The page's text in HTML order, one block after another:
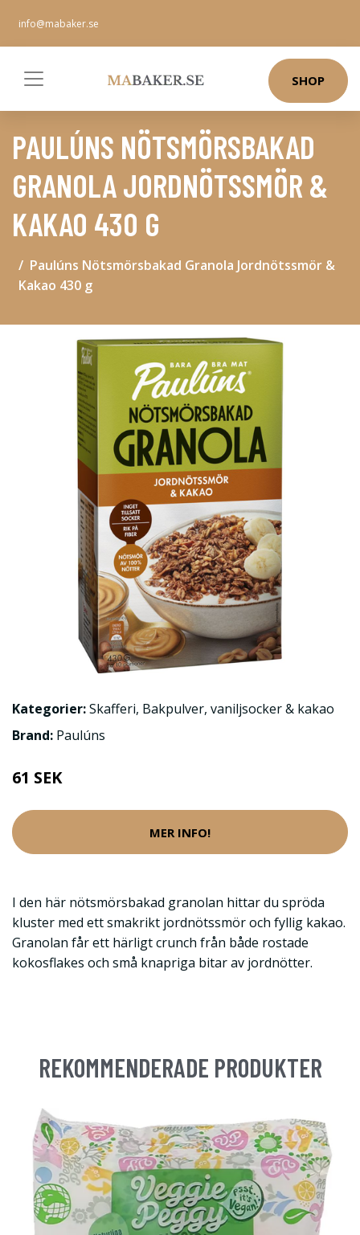
info@mabaker.se
SHOP
PAULÚNS NÖTSMÖRSBAKAD
GRANOLA JORDNÖTSSMÖR &
KAKAO 430 G
Paulúns Nötsmörsbakad Granola Jordnötssmör &
Kakao 430 g
Kategorier:Skafferi, Bakpulver, vaniljsocker & kakao
Brand: Paulúns
61 SEK
MER INFO!
I den här nötsmörsbakad granolan hittar du spröda
kluster med ett smakrikt jordnötssmör och fyllig kakao.
Granolan får ett härligt crunch från både rostade
kokosflakes och små knapriga bitar av jordnötter.
REKOMMENDERADE PRODUKTER